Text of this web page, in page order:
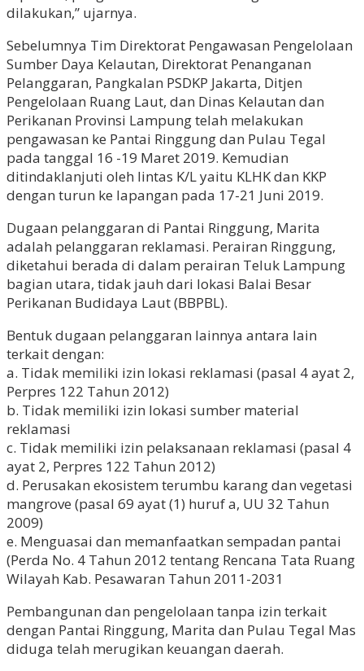
dilakukan,” ujarnya.
Sebelumnya Tim Direktorat Pengawasan Pengelolaan
Sumber Daya Kelautan, Direktorat Penanganan
Pelanggaran, Pangkalan PSDKP Jakarta, Ditjen
Pengelolaan Ruang Laut, dan Dinas Kelautan dan
Perikanan Provinsi Lampung telah melakukan
pengawasan ke Pantai Ringgung dan Pulau Tegal
pada tanggal 16 -19 Maret 2019. Kemudian
ditindaklanjuti oleh lintas K/L yaitu KLHK dan KKP
dengan turun ke lapangan pada 17-21 Juni 2019.
Dugaan pelanggaran di Pantai Ringgung, Marita
adalah pelanggaran reklamasi. Perairan Ringgung,
diketahui berada di dalam perairan Teluk Lampung
bagian utara, tidak jauh dari lokasi Balai Besar
Perikanan Budidaya Laut (BBPBL).
Bentuk dugaan pelanggaran lainnya antara lain
terkait dengan:
a. Tidak memiliki izin lokasi reklamasi (pasal 4 ayat 2,
Perpres 122 Tahun 2012)
b. Tidak memiliki izin lokasi sumber material
reklamasi
c. Tidak memiliki izin pelaksanaan reklamasi (pasal 4
ayat 2, Perpres 122 Tahun 2012)
d. Perusakan ekosistem terumbu karang dan vegetasi
mangrove (pasal 69 ayat (1) huruf a, UU 32 Tahun
2009)
e. Menguasai dan memanfaatkan sempadan pantai
(Perda No. 4 Tahun 2012 tentang Rencana Tata Ruang
Wilayah Kab. Pesawaran Tahun 2011-2031
Pembangunan dan pengelolaan tanpa izin terkait
dengan Pantai Ringgung, Marita dan Pulau Tegal Mas
diduga telah merugikan keuangan daerah.